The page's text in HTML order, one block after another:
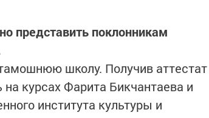
представить поклонникам
школу. Получив аттестат
курсах Фарита Бикчантаева и
института культуры и